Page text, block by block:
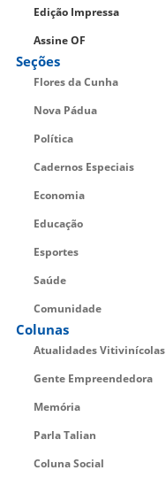
Edição Impressa
Assine OF
Seções
Flores da Cunha
Nova Pádua
Política
Cadernos Especiais
Economia
Educação
Esportes
Saúde
Comunidade
Colunas
Atualidades Vitivinícolas
Gente Empreendedora
Memória
Parla Talian
Coluna Social